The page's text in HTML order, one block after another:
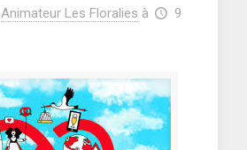
Animateur Les Floralies à
9